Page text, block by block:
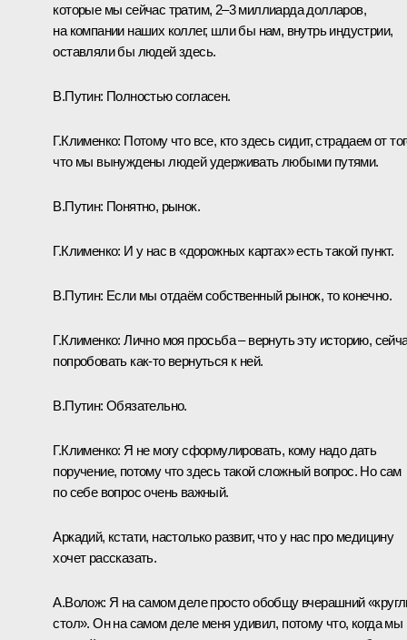
которые мы сейчас тратим, 2–3 миллиарда долларов,
на компании наших коллег, шли бы нам, внутрь индустрии,
оставляли бы людей здесь.
В.Путин: Полностью согласен.
Г.Клименко: Потому что все, кто здесь сидит, страдаем от
что мы вынуждены людей удерживать любыми путями.
В.Путин: Понятно, рынок.
Г.Клименко: И у нас в «дорожных картах» есть такой пункт.
В.Путин: Если мы отдаём собственный рынок, то конечно.
Г.Клименко:Лично моя просьба – вернуть эту историю,
попробовать как‑то вернуться к ней.
В.Путин: Обязательно.
Г.Клименко: Я не могу сформулировать, кому надо дать
поручение, потому что здесь такой сложный вопрос. Но сам
по себе вопрос очень важный.
Аркадий, кстати, настолько развит, что у нас про медицину
хочет рассказать.
А.Волож: Я на самом деле просто обобщу вчерашний
стол». Он на самом деле меня удивил, потому что, когда мы